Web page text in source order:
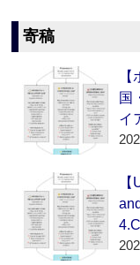
寄稿
国
イ